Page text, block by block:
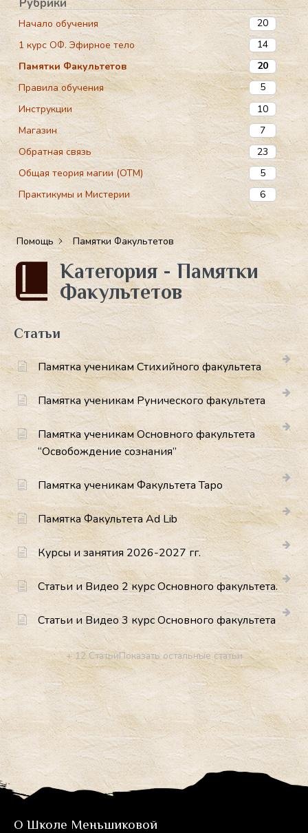
Начало обучения
20
1 курс ОФ. Эфирное тело
14
Памятки Факультетов
20
Правила обучения
5
Инструкции
10
Магазин
7
Обратная связь
23
Общая теория магии (ОТМ)
5
Практикумы и Мистерии
6
Помощь Памятки Факультетов
Категория - Памятки
Факультетов
Статьи
Памятка ученикам Cтихийного факультета
Памятка ученикам Рунического факультета
Памятка ученикам Основного факультета
“Освобождение сознания”
Памятка ученикам Факультета Таро
Памятка Факультета Ad Lib
Курсы и занятия 2026-2027 гг.
Статьи и Видео 2 курс Основного факультета.
Статьи и Видео 3 курс Основного факультета
+ 12 СтатьиПоказать остальные статьи
О Школе Меньшиковой